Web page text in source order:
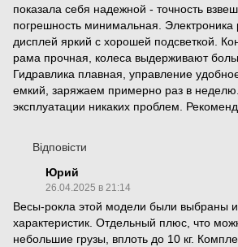
показала себя надежной - точность
погрешность минимальная. Электроника
дисплей яркий с хорошей подсветкой.
рама прочная, колеса выдерживают
Гидравлика плавная, управление
емкий, заряжаем примерно раз в
эксплуатации никаких проблем.
Відповісти
Юрий
26.04.2025 в 21:14
Весы-рокла этой модели были выбраны
характеристик. Отдельный плюс, что
небольшие грузы, вплоть до 10 кг.